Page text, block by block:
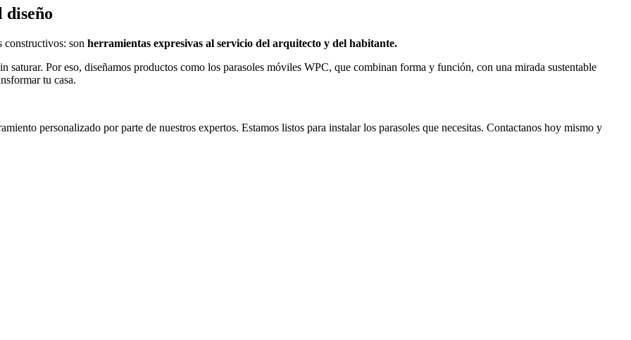
diseño
constructivos: son herramientas expresivas al servicio del arquitecto y del habitante.
saturar. Por eso, diseñamos productos como los parasoles móviles WPC, que combinan forma y función, con una mirada sustentable
tu casa.
personalizado por parte de nuestros expertos. Estamos listos para instalar los parasoles que necesitas. Contactanos hoy mismo y